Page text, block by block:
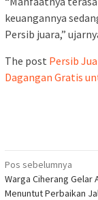
keuangannya
Persib juara,”
The post Persib
Dagangan Gratis
Navigasi
pos
Pos sebelumnya
‎Warga Ciherang Gelar
Menuntut Perbaikan